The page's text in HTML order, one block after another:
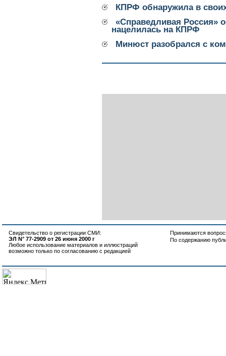
КПРФ обнаружила в
«Справедливая Россия»
нацелилась на КПРФ
Минюст разобрался с
Свидетельство о регистрации СМИ:
ЭЛ N° 77-2909 от 26 июня 2000 г
Любое использование материалов и иллюстраций
возможно только по согласованию с редакцией
Принимаются
По содержанию